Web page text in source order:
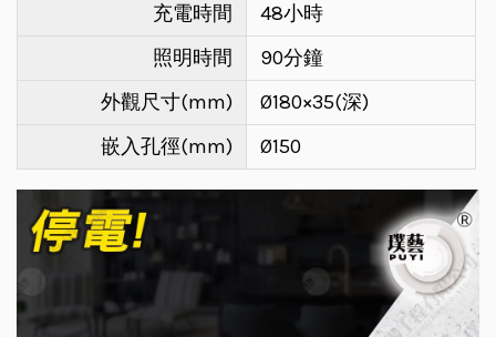
充電時間
48小時
照明時間
90分鐘
外觀尺寸(mm)
Ø180×35(深)
嵌入孔徑(mm)
Ø150